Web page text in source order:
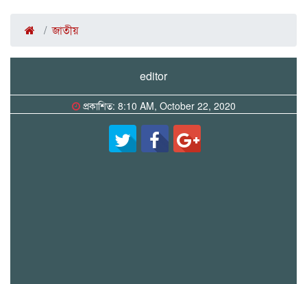
জাতীয়
editor
প্রকাশিত: 8:10 AM, October 22, 2020